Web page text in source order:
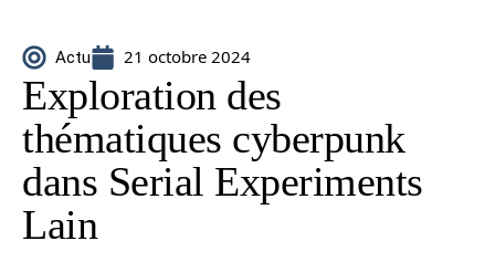
Actu 21 octobre 2024
Exploration des
thématiques cyberpunk
dans Serial Experiments
Lain